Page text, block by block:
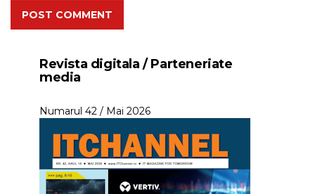
POST COMMENT
Revista digitala / Parteneriate
media
Numarul 42 / Mai 2026